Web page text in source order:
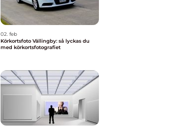
02. feb
Körkortsfoto Vällingby: så lyckas du
med körkortsfotografiet